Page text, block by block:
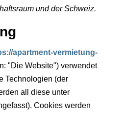
und der Schweiz.
apartment-vermietung-
"Die Website") verwendet
Technologien (der
all diese unter
Cookies werden